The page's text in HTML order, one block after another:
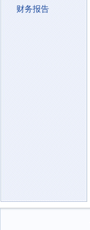
财务报告